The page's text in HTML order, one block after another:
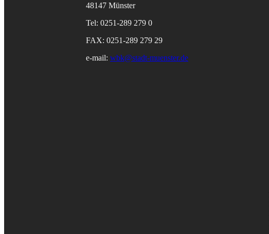
48147 Münster
Tel: 0251-289 279 0
FAX: 0251-289 279 29
e-mail: wbk@stadt-muenster.de